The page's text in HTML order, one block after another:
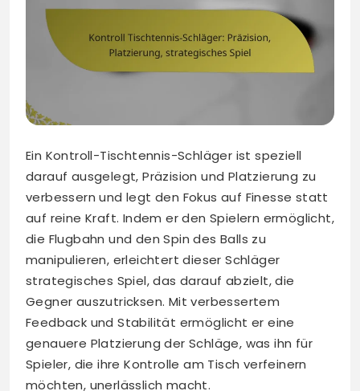
Ein Kontroll-Tischtennis-Schläger ist speziell
darauf ausgelegt, Präzision und Platzierung zu
verbessern und legt den Fokus auf Finesse statt
auf reine Kraft. Indem er den Spielern ermöglicht,
die Flugbahn und den Spin des Balls zu
manipulieren, erleichtert dieser Schläger
strategisches Spiel, das darauf abzielt, die
Gegner auszutricksen. Mit verbessertem
Feedback und Stabilität ermöglicht er eine
genauere Platzierung der Schläge, was ihn für
Spieler, die ihre Kontrolle am Tisch verfeinern
möchten, unerlässlich macht.